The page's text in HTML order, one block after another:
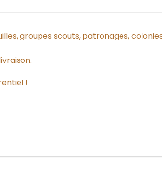
groupes scouts, patronages,
!